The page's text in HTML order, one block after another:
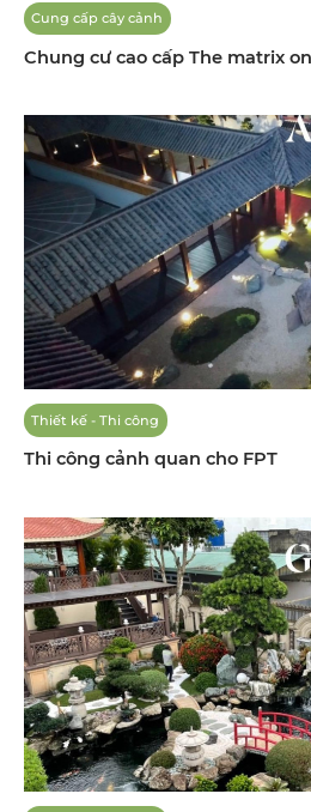
Cung cấp cây cảnh
Chung cư cao cấp The matrix
Thiết kế - Thi công
Thi công cảnh quan cho FPT